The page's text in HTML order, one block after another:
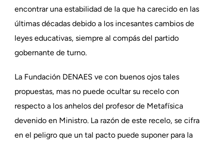
encontrar una estabilidad de la que ha carecido en las
últimas décadas debido a los incesantes cambios de
leyes educativas, siempre al compás del partido
gobernante de turno.
La Fundación DENAES ve con buenos ojos tales
propuestas, mas no puede ocultar su recelo con
respecto a los anhelos del profesor de Metafísica
devenido en Ministro. La razón de este recelo, se cifra
en el peligro que un tal pacto puede suponer para la